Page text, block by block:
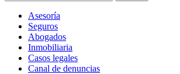
Asesoría
Seguros
Abogados
Inmobiliaria
Casos legales
Canal de denuncias